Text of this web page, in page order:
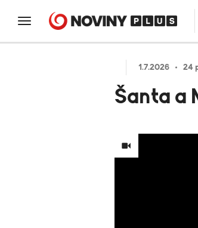
1.7.2026 24
Šanta a